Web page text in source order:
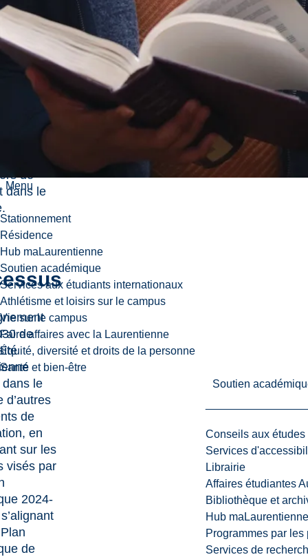
Menu
Stationnement
Résidence
Hub maLaurentienne
Soutien académique
Services aux étudiants internationaux
Athlétisme et loisirs sur le campus
Vie sur le campus
Faire affaires avec la Laurentienne
Équité, diversité et droits de la personne
Santé et bien-être
Soutien
Conseils aux études
Services
Librairie
Affaires étudiantes
Bibliothèque et
Hub maLaurentienne
Programmes par les
Services de
et
y
les
et
de
dans le
de
dans le
d’autres
de
en
sur les
visés par
2024-
de